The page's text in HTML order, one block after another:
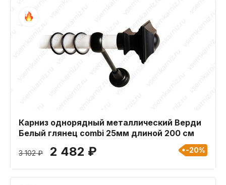
Карниз однорядный металлический Верди
Белый глянец combi 25мм длиной 200 см
3 102 ₽ 2 482 ₽ -20%